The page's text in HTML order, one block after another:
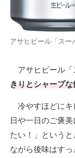
アサヒビール「スー
アサヒビール「
きりとシャープ
冷やすほどにキ
日や一日のご褒
たい！」という
ながら後味はす